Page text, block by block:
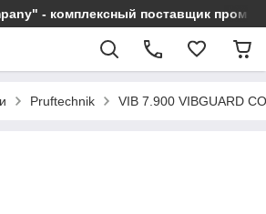
- комплексный поставщик
Pruftechnik VIB 7.900 VIBGUARD